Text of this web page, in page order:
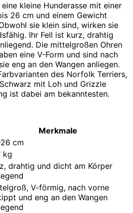
kleine Hunderasse mit einer
26 cm und einem Gewicht
sie klein sind, wirken sie
Ihr Fell ist kurz, drahtig
Die mittelgroßen Ohren
eine V-Form und sind nach
eng an den Wangen anliegen.
des Norfolk Terriers,
mit Loh und Grizzle
ist dabei am bekanntesten.
Merkmale
cm
kg
drahtig und dicht am Körper
V-förmig, nach vorne
und eng an den Wangen